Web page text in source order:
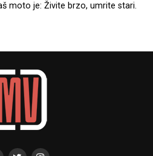
moto je: Živite brzo, umrite stari.